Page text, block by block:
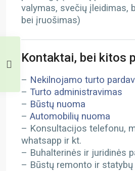
valymas, svečių įleidimas,
bei įruošimas)
Kontaktai, bei kitos
– Nekilnojamo turto
– Turto administravimas
– Būstų nuoma
– Automobilių nuoma
– Konsultacijos telefonu,
whatsapp ir kt.
– Buhalterinės ir juridinės
– Būstų remonto ir